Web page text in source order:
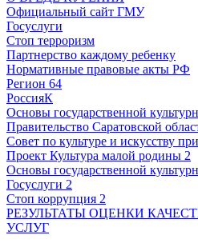
Официальный сайт ГМУ
Госуслуги
Стоп терроризм
Партнерство каждому ребенку
Нормативные правовые акты РФ
Регион 64
РоссияК
Основы государственной
Правительство Саратовской
Совет по культуре и искусству
Проект Культура малой родины 2
Основы государственной
Госуслуги 2
Стоп коррупция 2
РЕЗУЛЬТАТЫ ОЦЕНКИ
УСЛУГ